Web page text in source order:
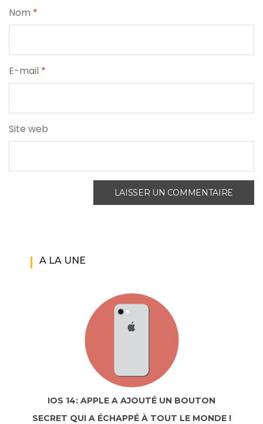
Nom *
E-mail *
Site web
A LA UNE
IOS 14: APPLE A AJOUTÉ UN BOUTON
SECRET QUI A ÉCHAPPÉ À TOUT LE MONDE !